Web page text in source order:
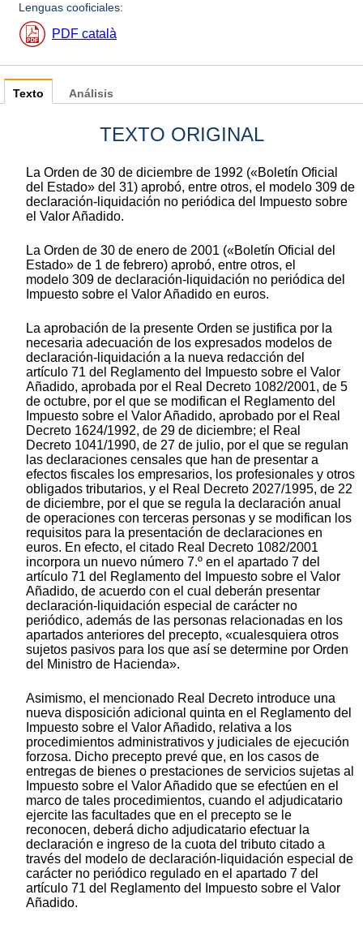
Lenguas cooficiales:
PDF català
Texto
TEXTO ORIGINAL
La Orden de 30 de diciembre de 1992 («Boletín Oficial
del Estado» del 31) aprobó, entre otros, el modelo 309 de
declaración-liquidación no periódica del Impuesto sobre
el Valor Añadido.
La Orden de 30 de enero de 2001 («Boletín Oficial del
Estado» de 1 de febrero) aprobó, entre otros, el
modelo 309 de declaración-liquidación no periódica del
Impuesto sobre el Valor Añadido en euros.
La aprobación de la presente Orden se justifica por la
necesaria adecuación de los expresados modelos de
declaración-liquidación a la nueva redacción del
artículo 71 del Reglamento del Impuesto sobre el Valor
Añadido, aprobada por el Real Decreto 1082/2001, de 5
de octubre, por el que se modifican el Reglamento del
Impuesto sobre el Valor Añadido, aprobado por el Real
Decreto 1624/1992, de 29 de diciembre; el Real
Decreto 1041/1990, de 27 de julio, por el que se regulan
las declaraciones censales que han de presentar a
efectos fiscales los empresarios, los profesionales y otros
obligados tributarios, y el Real Decreto 2027/1995, de 22
de diciembre, por el que se regula la declaración anual
de operaciones con terceras personas y se modifican los
requisitos para la presentación de declaraciones en
euros. En efecto, el citado Real Decreto 1082/2001
incorpora un nuevo número 7.º en el apartado 7 del
artículo 71 del Reglamento del Impuesto sobre el Valor
Añadido, de acuerdo con el cual deberán presentar
declaración-liquidación especial de carácter no
periódico, además de las personas relacionadas en los
apartados anteriores del precepto, «cualesquiera otros
sujetos pasivos para los que así se determine por Orden
del Ministro de Hacienda».
Asimismo, el mencionado Real Decreto introduce una
nueva disposición adicional quinta en el Reglamento del
Impuesto sobre el Valor Añadido, relativa a los
procedimientos administrativos y judiciales de ejecución
forzosa. Dicho precepto prevé que, en los casos de
entregas de bienes o prestaciones de servicios sujetas al
Impuesto sobre el Valor Añadido que se efectúen en el
marco de tales procedimientos, cuando el adjudicatario
ejercite las facultades que en el precepto se le
reconocen, deberá dicho adjudicatario efectuar la
declaración e ingreso de la cuota del tributo citado a
través del modelo de declaración-liquidación especial de
carácter no periódico regulado en el apartado 7 del
artículo 71 del Reglamento del Impuesto sobre el Valor
Añadido.
Análisis